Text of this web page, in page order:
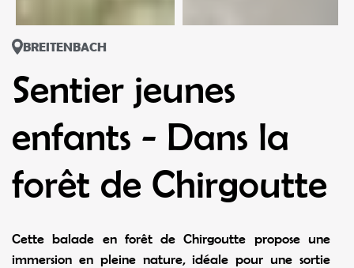
BREITENBACH
Sentier jeunes
enfants - Dans la
forêt de Chirgoutte
Cette balade en forêt de Chirgoutte propose une
immersion en pleine nature, idéale pour une sortie